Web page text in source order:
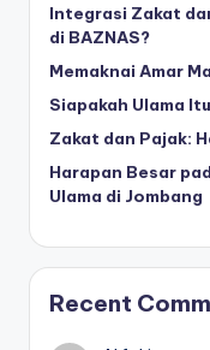
Integrasi Zakat
di BAZNAS?
Memaknai Amar
Siapakah Ulama
Zakat dan Pajak:
Harapan Besar
Ulama di Jombang
Recent